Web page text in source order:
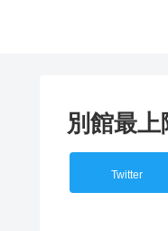
別館最
Twitter